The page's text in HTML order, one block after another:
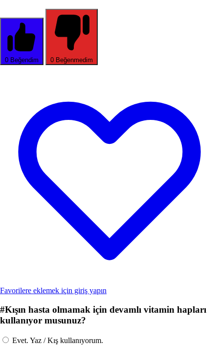
0 Beğendim 0 Beğenmedim
Favorilere eklemek için giriş yapın
#Kışın hasta olmamak için devamlı vitamin hapları
kullanıyor musunuz?
Evet. Yaz / Kış kullanıyorum.